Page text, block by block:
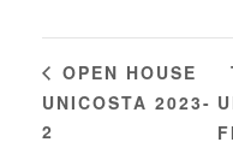
OPEN HOUSE
UNICOSTA 2023-
2